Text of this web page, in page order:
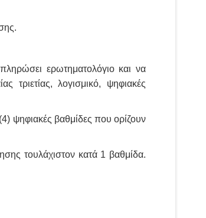
ερωτηματολόγιο και να
τριετίας, λογισμικό, ψηφιακές
ψηφιακές βαθμίδες που ορίζουν
τουλάχιστον κατά 1 βαθμίδα.